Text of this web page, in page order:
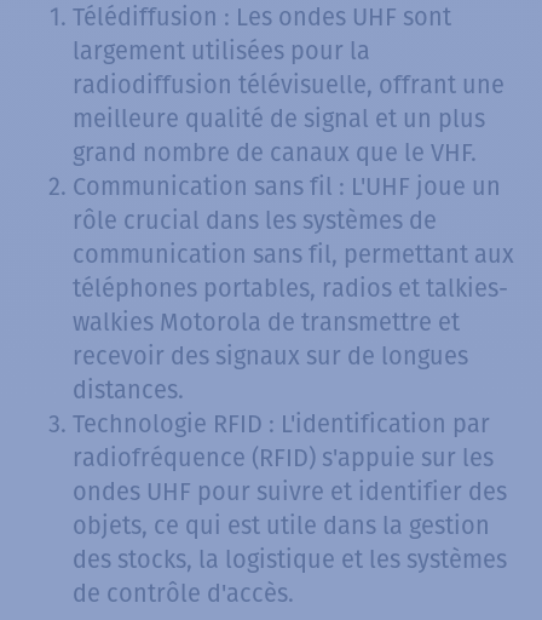
Télédiffusion : Les ondes UHF sont
largement utilisées pour la
radiodiffusion télévisuelle, offrant une
meilleure qualité de signal et un plus
grand nombre de canaux que le VHF.
Communication sans fil : L'UHF joue un
rôle crucial dans les systèmes de
communication sans fil, permettant aux
téléphones portables, radios et talkies-
walkies Motorola de transmettre et
recevoir des signaux sur de longues
distances.
Technologie RFID : L'identification par
radiofréquence (RFID) s'appuie sur les
ondes UHF pour suivre et identifier des
objets, ce qui est utile dans la gestion
des stocks, la logistique et les systèmes
de contrôle d'accès.